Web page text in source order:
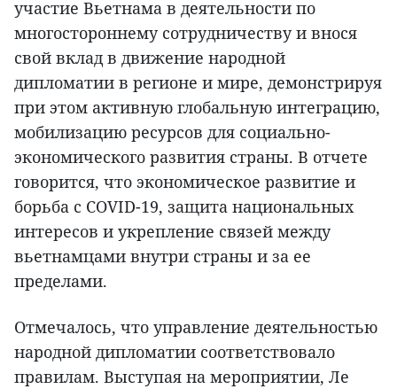
участие Вьетнама в деятельности по
многостороннему сотрудничеству и внося
свой вклад в движение народной
дипломатии в регионе и мире, демонстрируя
при этом активную глобальную интеграцию,
мобилизацию ресурсов для социально-
экономического развития страны. В отчете
говорится, что экономическое развитие и
борьба с COVID-19, защита национальных
интересов и укрепление связей между
вьетнамцами внутри страны и за ее
пределами.
Отмечалось, что управление деятельностью
народной дипломатии соответствовало
правилам. Выступая на мероприятии, Ле